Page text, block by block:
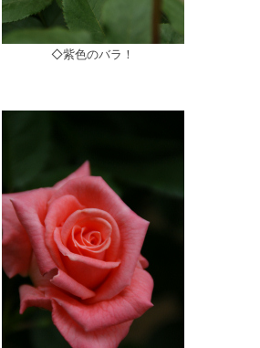
◇紫色のバラ！